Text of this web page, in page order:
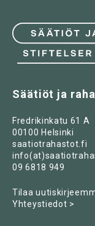
Säätiöt ja
Fredrikinkatu 61 A
00100 Helsinki
saatiotrahastot.fi
09 6818 949
Tilaa
Yhteystiedot >